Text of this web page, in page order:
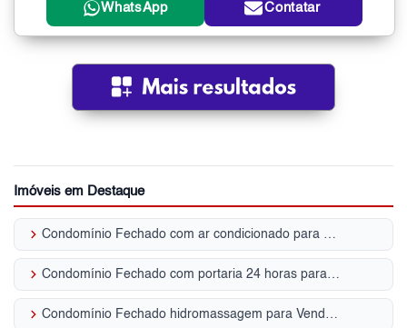
WhatsApp Contatar
Imóveis em Destaque
keyboard_arrow_right Condomínio Fechado com ar condicionado para Venda | Tremembé
keyboard_arrow_right Condomínio Fechado com portaria 24 horas para Venda | Tremembé
keyboard_arrow_right Condomínio Fechado hidromassagem para Venda | Tremembé